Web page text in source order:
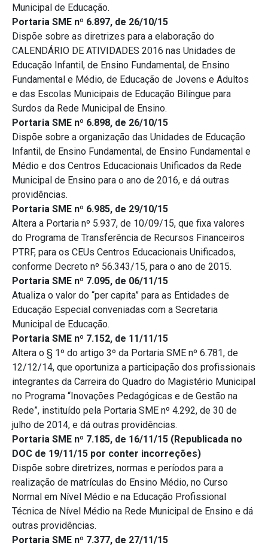
Municipal de Educação.
Portaria SME nº 6.897, de 26/10/15
Dispõe sobre as diretrizes para a elaboração do
CALENDÁRIO DE ATIVIDADES 2016 nas Unidades de
Educação Infantil, de Ensino Fundamental, de Ensino
Fundamental e Médio, de Educação de Jovens e Adultos
e das Escolas Municipais de Educação Bilíngue para
Surdos da Rede Municipal de Ensino.
Portaria SME nº 6.898, de 26/10/15
Dispõe sobre a organização das Unidades de Educação
Infantil, de Ensino Fundamental, de Ensino Fundamental e
Médio e dos Centros Educacionais Unificados da Rede
Municipal de Ensino para o ano de 2016, e dá outras
providências.
Portaria SME nº 6.985, de 29/10/15
Altera a Portaria nº 5.937, de 10/09/15, que fixa valores
do Programa de Transferência de Recursos Financeiros
PTRF, para os CEUs Centros Educacionais Unificados,
conforme Decreto nº 56.343/15, para o ano de 2015.
Portaria SME nº 7.095, de 06/11/15
Atualiza o valor do “per capita” para as Entidades de
Educação Especial conveniadas com a Secretaria
Municipal de Educação.
Portaria SME nº 7.152, de 11/11/15
Altera o § 1º do artigo 3º da Portaria SME nº 6.781, de
12/12/14, que oportuniza a participação dos profissionais
integrantes da Carreira do Quadro do Magistério Municipal
no Programa “Inovações Pedagógicas e de Gestão na
Rede”, instituído pela Portaria SME nº 4.292, de 30 de
julho de 2014, e dá outras providências.
Portaria SME nº 7.185, de 16/11/15 (Republicada no
DOC de 19/11/15 por conter incorreções)
Dispõe sobre diretrizes, normas e períodos para a
realização de matrículas do Ensino Médio, no Curso
Normal em Nível Médio e na Educação Profissional
Técnica de Nível Médio na Rede Municipal de Ensino e dá
outras providências.
Portaria SME nº 7.377, de 27/11/15